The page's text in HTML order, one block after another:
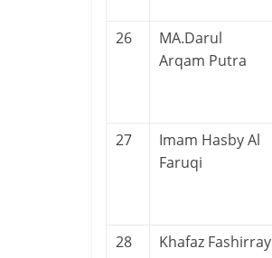
26
MA.Darul
Arqam Putra
27
Imam Hasby Al
Faruqi
28
Khafaz Fashirray